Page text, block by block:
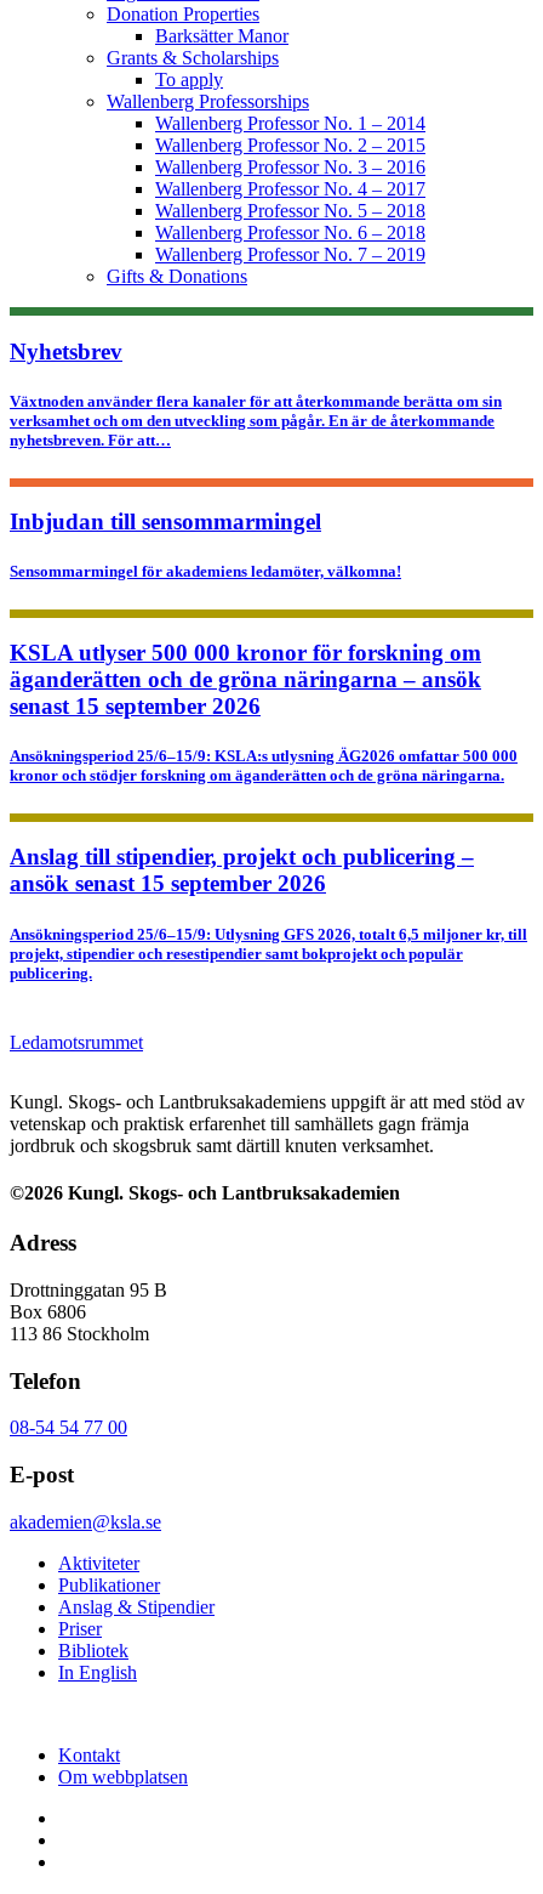
Donation Properties
Barksätter Manor
Grants & Scholarships
To apply
Wallenberg Professorships
Wallenberg Professor No. 1 – 2014
Wallenberg Professor No. 2 – 2015
Wallenberg Professor No. 3 – 2016
Wallenberg Professor No. 4 – 2017
Wallenberg Professor No. 5 – 2018
Wallenberg Professor No. 6 – 2018
Wallenberg Professor No. 7 – 2019
Gifts & Donations
Nyhetsbrev
Växtnoden använder flera kanaler för att återkommande berätta om sin
verksamhet och om den utveckling som pågår. En är de återkommande
nyhetsbreven. För att…
Inbjudan till sensommarmingel
Sensommarmingel för akademiens ledamöter, välkomna!
KSLA utlyser 500 000 kronor för forskning om
äganderätten och de gröna näringarna – ansök
senast 15 september 2026
Ansökningsperiod 25/6–15/9: KSLA:s utlysning ÄG2026 omfattar 500 000
kronor och stödjer forskning om äganderätten och de gröna näringarna.
Anslag till stipendier, projekt och publicering –
ansök senast 15 september 2026
Ansökningsperiod 25/6–15/9: Utlysning GFS 2026, totalt 6,5 miljoner kr, till
projekt, stipendier och resestipendier samt bokprojekt och populär
publicering.
Ledamotsrummet
Kungl. Skogs- och Lantbruksakademiens uppgift är att med stöd av
vetenskap och praktisk erfarenhet till samhällets gagn främja
jordbruk och skogsbruk samt därtill knuten verksamhet.
©2026 Kungl. Skogs- och Lantbruksakademien
Adress
Drottninggatan 95 B
Box 6806
113 86 Stockholm
Telefon
08-54 54 77 00
E-post
akademien@ksla.se
Aktiviteter
Publikationer
Anslag & Stipendier
Priser
Bibliotek
In English
Kontakt
Om webbplatsen